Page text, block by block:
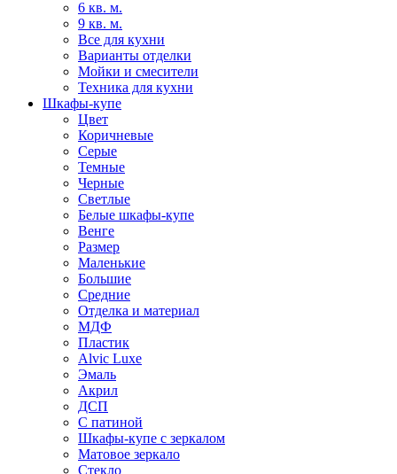
6 кв. м.
9 кв. м.
Все для кухни
Варианты отделки
Мойки и смесители
Техника для кухни
Шкафы-купе
Цвет
Коричневые
Серые
Темные
Черные
Светлые
Белые шкафы-купе
Венге
Размер
Маленькие
Большие
Средние
Отделка и материал
МДФ
Пластик
Alvic Luxe
Эмаль
Акрил
ДСП
С патиной
Шкафы-купе с зеркалом
Матовое зеркало
Стекло